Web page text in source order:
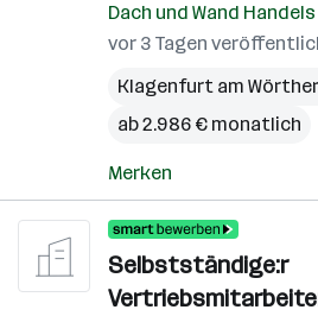
Dach und Wand
vor 3 Tagen
Klagenfurt am
ab 2.986 € monatlich
Merken
Selbstständige:r